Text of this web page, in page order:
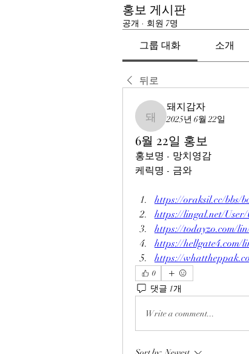
홍보 게시판
공개 · 회원 7명
그룹 대화 소개
뒤로
돼지감자
돼지감자
2025년 6월 22일
6월 22일 홍보
홍보명 - 망치영감
케릭명 - 금와
https://oraksil.cc/bbs/
https://lingal.net/User/
https://todayzo.com/
https://hellgate4.com/
https://
0
댓글 1개
Write a comment...